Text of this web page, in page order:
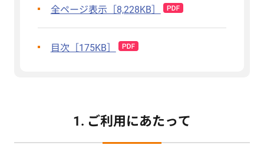
全ページ表示［8,228KB］
目次［175KB］
1. ご利用にあたって